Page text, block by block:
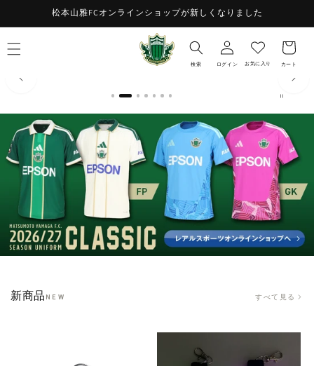
ンツに
進む
松本山雅FCオンラインショップが新しくなりました
検索 ログイン
ロ
グ
イ
お気に入り
お
気
に
入
カート
カ
ー
ト
新商品 NEW すべて見る